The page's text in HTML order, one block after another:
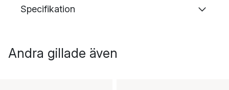
Specifikation
Andra gillade även